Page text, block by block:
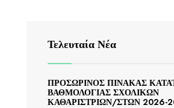
Τελευταία Νέα
ΠΡΟΣΩΡΙΝΟΣ ΠΙΝΑΚΑΣ
ΒΑΘΜΟΛΟΓΙΑΣ ΣΧΟΛΙΚΩΝ
ΚΑΘΑΡΙΣΤΡΙΩΝ/ΣΤΩΝ 2026-